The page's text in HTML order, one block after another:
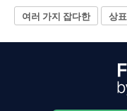
여러 가지 잡다한 상표